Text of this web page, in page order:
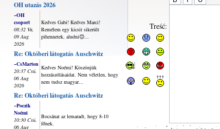
OH utazás 2026
~OH
csoport
08:32 Va,
09 Aug
2026
Kedves Gabi! Kedves Marci!
Remélem egy kicsit sikerült
pihennetek, aludni😊...
Re: Októberi látogatás Auschwitz
~CsMarton
20:37 Csü,
06 Aug
2026
Kedves Noémi! Köszönjük
hozzászólásaidat. Nem véletlen, hogy
nem tudsz magyar...
Re: Októberi látogatás Auschwitz
~Poczik
Noémi
10:30 Csü,
06 Aug
Bocsánat az lemaradt, hogy 8-10
főnek.
Treść: